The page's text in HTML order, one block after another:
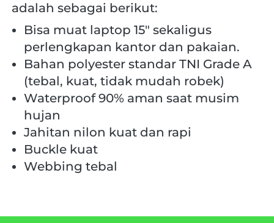
adalah sebagai berikut:
Bisa muat laptop 15" sekaligus
perlengkapan kantor dan pakaian.
Bahan polyester standar TNI Grade A
(tebal, kuat, tidak mudah robek)
Waterproof 90% aman saat musim
hujan
Jahitan nilon kuat dan rapi
Buckle kuat
Webbing tebal